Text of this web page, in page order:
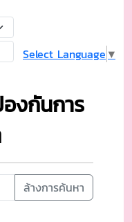
Select Language ▼
งกันการ
ล้างการค้นหา